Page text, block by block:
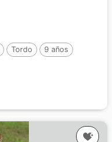
Tordo
9 años